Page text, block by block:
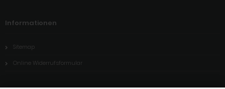
Informationen
Sitemap
Online Widerrufsformular